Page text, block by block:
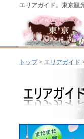
エリアガイド。東京観
トップ> エリアガイド